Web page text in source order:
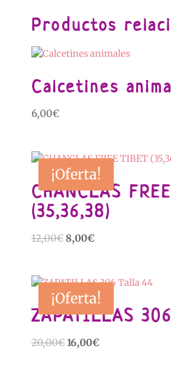
Productos
Calcetines
6,00€
¡Oferta!
CHANCLAS
(35,36,38)
12,00€El
era:
12,00€.
8,00€El
es:
8,00€.
¡Oferta!
ZAPATILLAS
20,00€El
16,00€El